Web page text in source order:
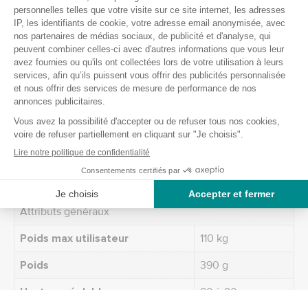
Caractéristiques
Fauteuils RELAX
Attributs généraux
Poids max utilisateur
110 kg
Poids
390 g
Réglage : 5 positions
Poignée bi matière